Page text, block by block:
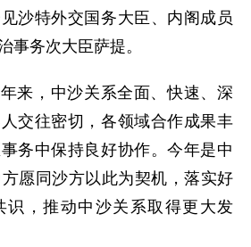
沙特外交国务大臣、内阁成员
事务次大臣萨提。
来，中沙关系全面、快速、深
交往密切，各领域合作成果丰
务中保持良好协作。今年是中
愿同沙方以此为契机，落实好
识，推动中沙关系取得更大发